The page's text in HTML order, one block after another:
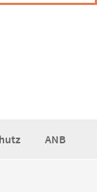
ANB